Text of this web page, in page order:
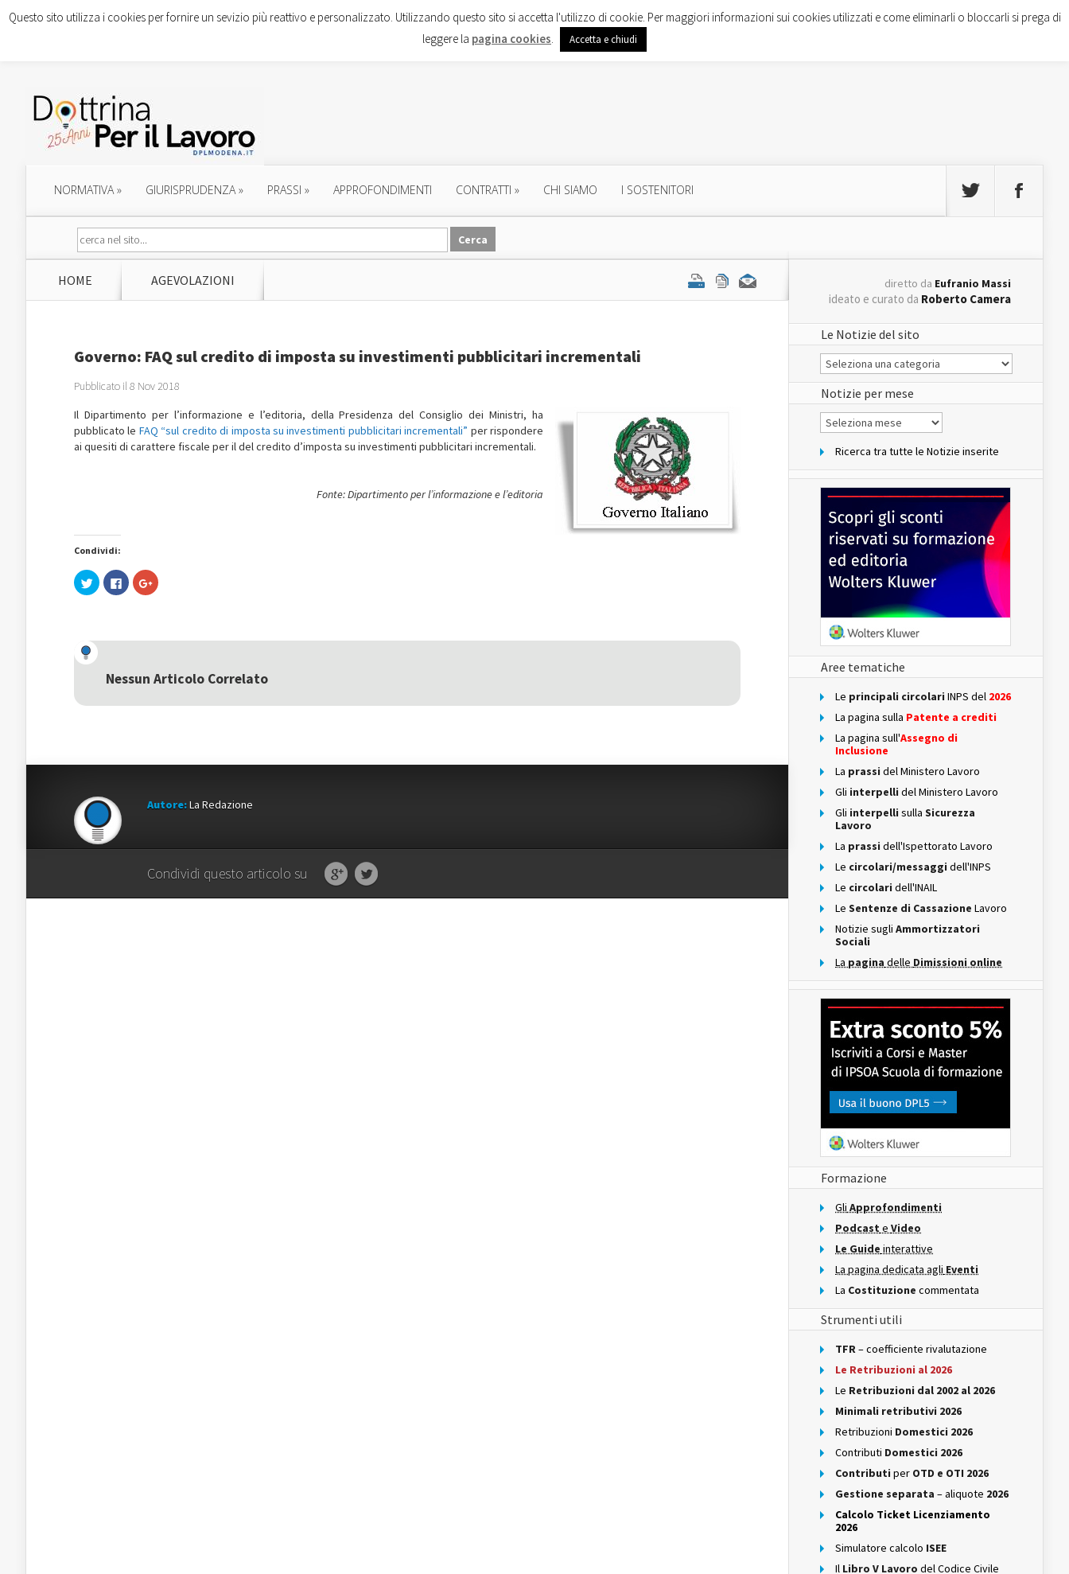
NORMATIVA» GIURISPRUDENZA» PRASSI » APPROFONDIMENTI CONTRATTI » CHI SIAMO I SOSTENITORI
HOME AGEVOLAZIONI
Governo: FAQ sul credito di imposta su investimenti pubblicitari incrementali
Pubblicato il 8 Nov 2018
Il Dipartimento per l’informazione e l’editoria, dellaPresidenza del Consiglio dei Ministri, ha
pubblicato le FAQ “sul credito di imposta su investimenti pubblicitari incrementali” per rispondere
ai quesiti di carattere fiscale per il del credito d’imposta su investimenti pubblicitari incrementali.
Fonte: Dipartimento per l’informazione e l’editoria
Condividi:
Fai
clic
(Si
apre
una
nuova
Fai
clic
nuova
finestra)
Fai
clic
una
nuova
Nessun Articolo Correlato
Autore:La Redazione
Condividi questo articolo su
diretto da Eufranio Massi
ideato e curato da Roberto Camera
Le Notizie del sito
Le
Notizie
del
sito
Notizie per mese
Notizie
per
Ricerca tra tutte le Notizie inserite
Aree tematiche
Le principali circolari INPS del 2026
La pagina sulla Patente a crediti
La pagina sull'Assegno di
Inclusione
La prassi del Ministero Lavoro
Gli interpelli del Ministero Lavoro
Gli interpelli sulla Sicurezza
Lavoro
La prassi dell'Ispettorato Lavoro
Le circolari/messaggi dell'INPS
Le circolari dell'INAIL
Le Sentenze di Cassazione Lavoro
Notizie sugli Ammortizzatori
Sociali
La pagina delle Dimissioni online
Formazione
Gli Approfondimenti
Podcast e Video
Le Guide interattive
La pagina dedicata agli Eventi
La Costituzione commentata
Strumenti utili
TFR– coefficiente rivalutazione
Le Retribuzioni al 2026
Le Retribuzioni dal 2002 al 2026
Minimali retributivi 2026
Retribuzioni Domestici 2026
Contributi Domestici 2026
Contributi per OTD e OTI 2026
Gestione separata – aliquote 2026
Calcolo Ticket Licenziamento
2026
Simulatore calcolo ISEE
Il Libro V Lavoro del Codice Civile
Questo sito utilizza i cookies per fornire un sevizio più reattivo e personalizzato. Utilizzando questo sito si accetta l'utilizzo di cookie. Per maggiori informazioni sui cookies utilizzati e come eliminarli o bloccarli si prega di
leggere la pagina cookies. Accetta e chiudi